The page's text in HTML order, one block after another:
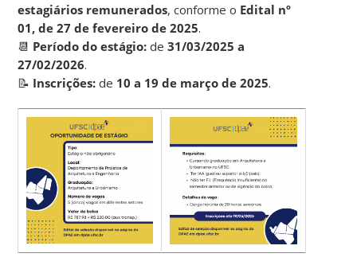
estagiários remunerados, conforme o Edital nº
01, de 27 de fevereiro de 2025.
📆 Período do estágio: de31/03/2025 a
27/02/2026.
📝 Inscrições: de 10 a 19 de março de 2025.